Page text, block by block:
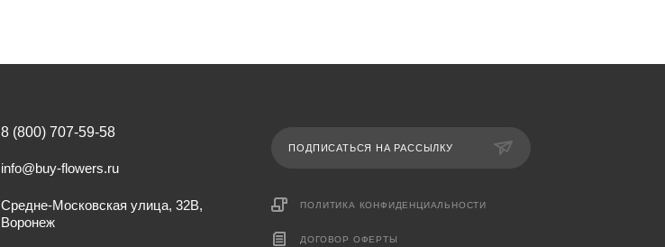
8 (800) 707-59-58
info@buy-flowers.ru
Средне-Московская улица, 32В,
Воронеж
ПОДПИСАТЬСЯ НА РАССЫЛКУ
ПОЛИТИКА КОНФИДЕНЦИАЛЬНОСТИ
ДОГОВОР ОФЕРТЫ